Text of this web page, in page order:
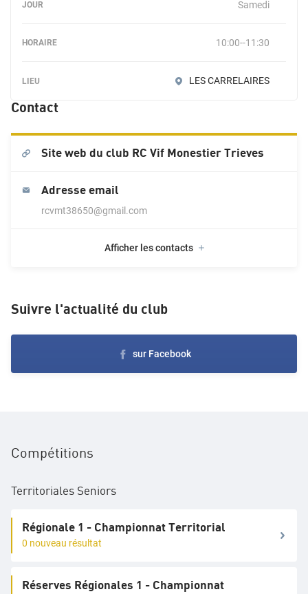
Samedi
10:00--11:30
LES CARRELAIRES
Contact
Site web du club RC Vif Monestier Trieves
Adresse email
rcvmt38650@gmail.com
Afficher les contacts
Suivre l'actualité du club
sur Facebook
Compétitions
Territoriales Seniors
Régionale 1 - Championnat Territorial
0 nouveau résultat
Réserves Régionales 1 - Championnat